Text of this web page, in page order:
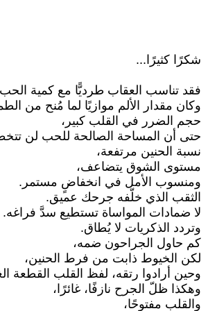
شكرًا كثيرًا...
فقد تناسب العقاب طرديًّا مع كمية الحب
وكان مقدار الألم موازيًا لما مُنح من
حجم الضرر في القلب كبير،
حتى أن المساحة الصالحة للحب لن
نسبة الحنين مرتفعة،
مستوى الشوق يتضاعف،
ومنسوب الأمل في انخفاضٍ مستمر.
الثقب الذي خلّفه جرحك عميق.
لا ضمادات المواساة تستطيع سدَّ فراغه.
وتردد الذكريات لا يُطاق.
كم حاول الجراحون ضمه،
لكن الخيوط ذابت من فرط الحنين،
وحين أرادوا رتقه، لفظ القلب القطعة
وهكذا ظلّ الجرح نازفًا، غائرًا،
والقلب مفتوحًا،